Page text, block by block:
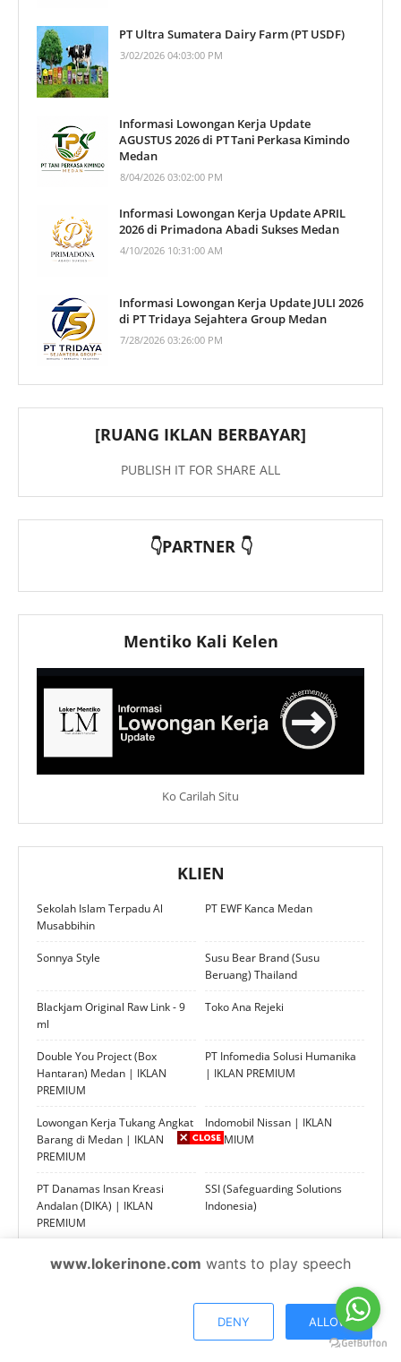
PT Ultra Sumatera Dairy Farm (PT USDF)
3/02/2026 04:03:00 PM
Informasi Lowongan Kerja Update
AGUSTUS 2026 di PT Tani Perkasa Kimindo
Medan
8/04/2026 03:02:00 PM
Informasi Lowongan Kerja Update APRIL
2026 di Primadona Abadi Sukses Medan
4/10/2026 10:31:00 AM
Informasi Lowongan Kerja Update JULI 2026
di PT Tridaya Sejahtera Group Medan
7/28/2026 03:26:00 PM
[RUANG IKLAN BERBAYAR]
PUBLISH IT FOR SHARE ALL
👇PARTNER 👇
Mentiko Kali Kelen
Ko Carilah Situ
KLIEN
Sekolah Islam Terpadu Al
Musabbihin
PT EWF Kanca Medan
Sonnya Style
Susu Bear Brand (Susu
Beruang) Thailand
Blackjam Original Raw Link - 9
ml
Toko Ana Rejeki
Double You Project (Box
Hantaran) Medan | IKLAN
PREMIUM
PT Infomedia Solusi Humanika
| IKLAN PREMIUM
Lowongan Kerja Tukang Angkat
Barang di Medan | IKLAN
PREMIUM
Indomobil Nissan | IKLAN
PREMIUM
PT Danamas Insan Kreasi
Andalan (DIKA) | IKLAN
PREMIUM
SSI (Safeguarding Solutions
Indonesia)
MM Consultan | IKLAN
PREMIUM
IKLAN PREMIUM JOIN &
MEMBER AREA ORIFLAME
PT PNM PERSERO
Happy Kids Centre
www.lokerinone.com wants to play speech
DENY ALLOW